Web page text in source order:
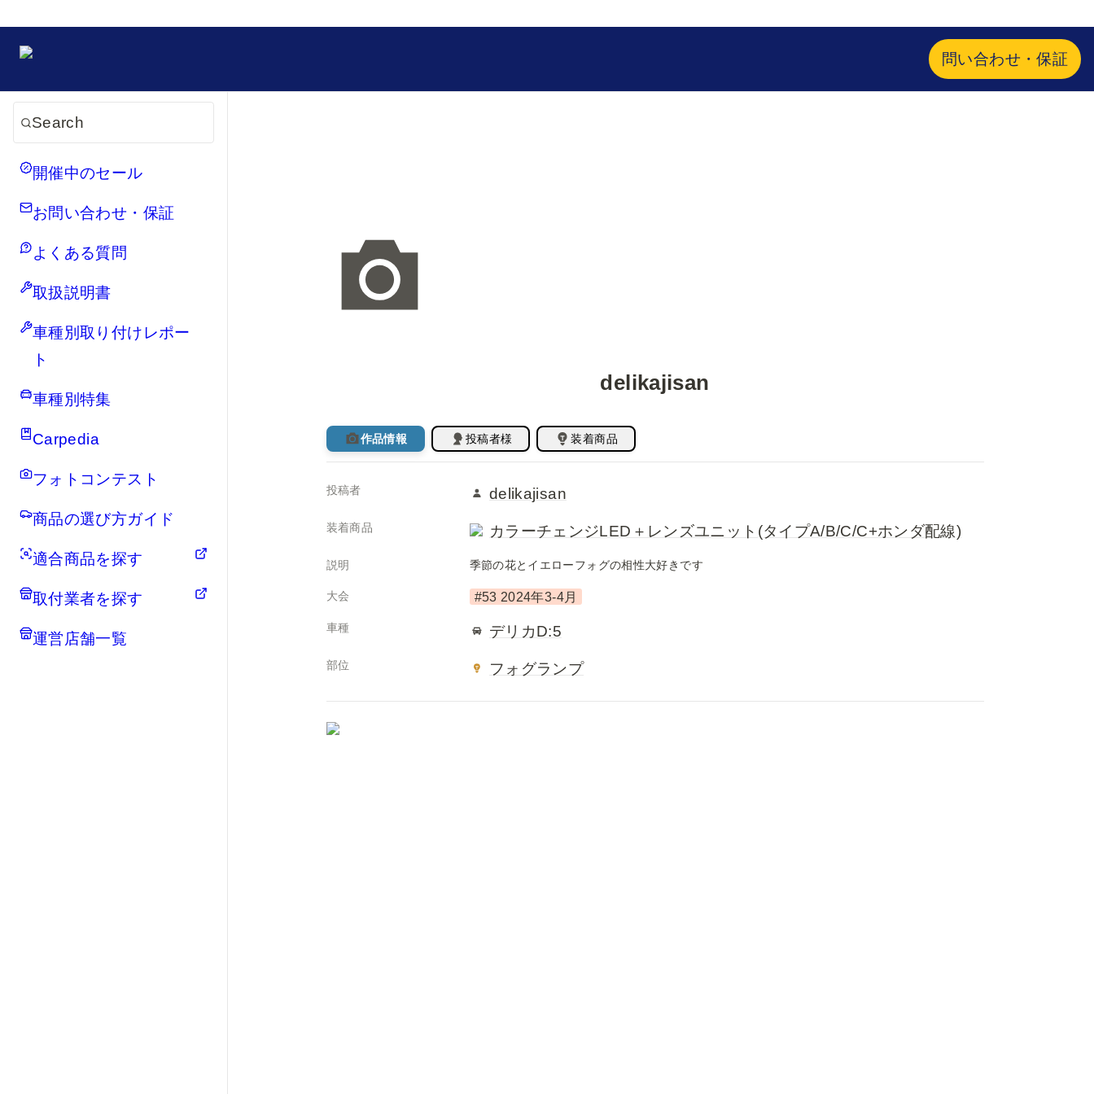
問い合わせ・保証
Search
開催中のセール
お問い合わせ・保証
よくある質問
取扱説明書
車種別取り付けレポー
ト
車種別特集
Carpedia
フォトコンテスト
商品の選び方ガイド
適合商品を探す
取付業者を探す
運営店舗一覧
delikajisan
作品情報 投稿者様 装着商品
投稿者 delikajisan
装着商品 カラーチェンジLED＋レンズユニット(タイプA/B/C/C+ホンダ配線)
説明 季節の花とイエローフォグの相性大好きです
大会 #53 2024年3-4月
車種 デリカD:5
部位 フォグランプ